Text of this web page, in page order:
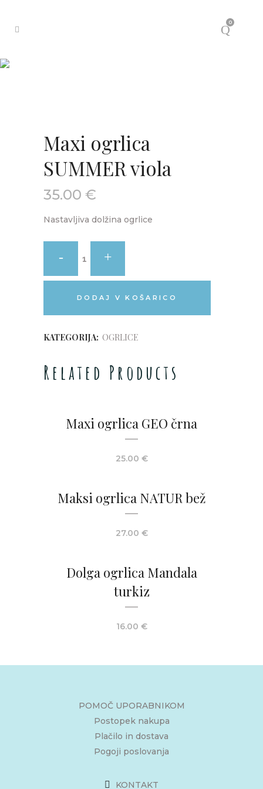
0
Maxi ogrlica
SUMMER viola
35.00 €
Nastavljiva dolžina ogrlice
DODAJ V KOŠARICO
KATEGORIJA: OGRLICE
Related Products
Maxi ogrlica GEO črna
25.00 €
Maksi ogrlica NATUR bež
27.00 €
Dolga ogrlica Mandala
turkiz
16.00 €
POMOČ UPORABNIKOM
Postopek nakupa
Plačilo in dostava
Pogoji poslovanja
KONTAKT